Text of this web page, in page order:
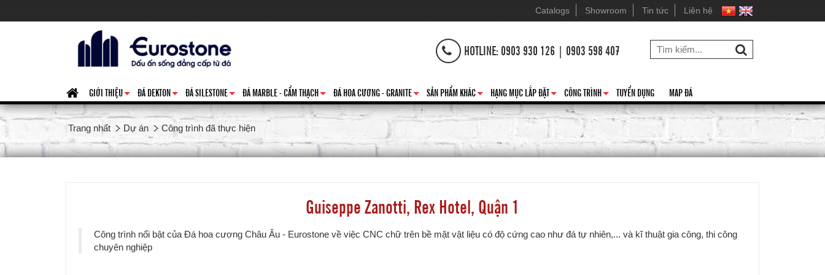
Catalogs Showroom Tin tức Liên hệ
HOTLINE: 0903 930 126 | 0903 598 407
+
GIỚI THIỆU
+
ĐÁ DEKTON
+
ĐÁ SILESTONE
+
ĐÁ MARBLE - CẨM THẠCH
+
ĐÁ HOA CƯƠNG - GRANITE
+
SẢN PHẨM KHÁC
+
HẠNG MỤC LẮP ĐẶT
+
CÔNG TRÌNH TUYỂN DỤNG MAP ĐÁ
Trang nhất Dự án Công trình đã thực hiện
Guiseppe Zanotti, Rex Hotel, Quận 1
Công trình nổi bật của Đá hoa cương Châu Âu - Eurostone về việc CNC chữ trên bề mặt vật liệu có độ cứng cao như đá tự nhiên,... và kĩ thuật gia công, thi công
chuyên nghiệp